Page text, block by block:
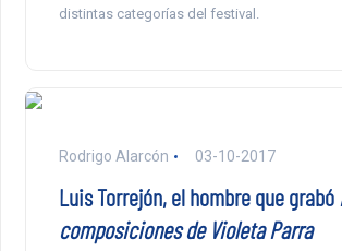
distintas categorías del festival.
Rodrigo Alarcón 03-10-2017
Luis Torrejón, el hombre que grabó
composiciones de Violeta Parra